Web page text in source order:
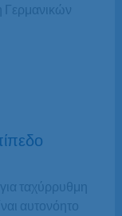
Γερμανικών
ταχύρρυθμη
αυτονόητο